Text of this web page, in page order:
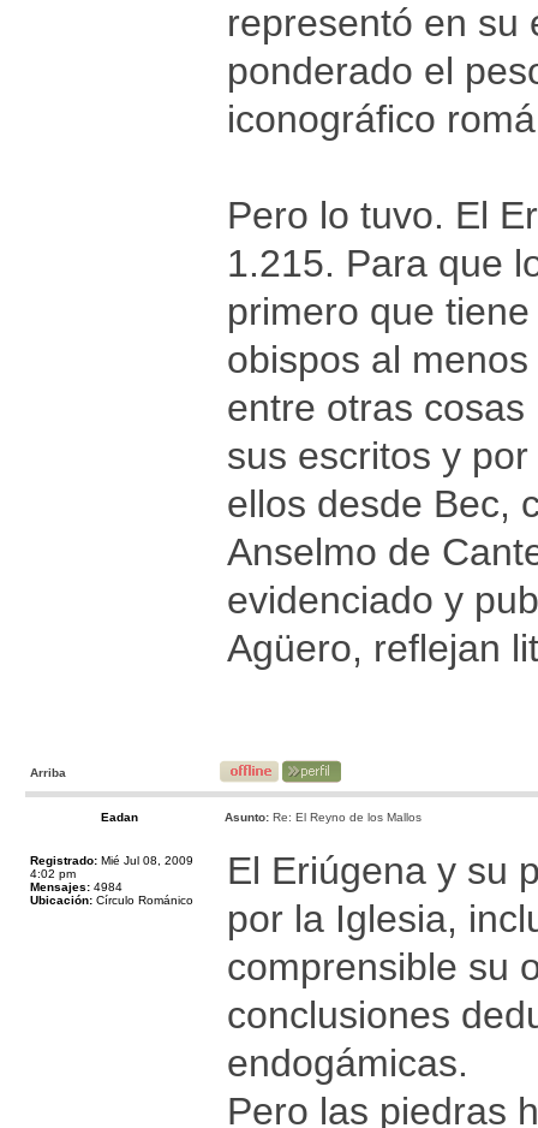
representó en su
ponderado el
iconográfico
Pero lo tuvo. El
1.215. Para que
primero que
obispos al
entre otras
sus escritos y
ellos desde Bec,
Anselmo de
evidenciado y
Agüero, reflejan
Arriba
Eadan Asunto: Re: El Reyno de los Mallos
Registrado: Mié Jul 08, 2009
4:02 pm
Mensajes: 4984
Ubicación: Círculo Románico
El Eriúgena y su
por la Iglesia,
comprensible su
conclusiones
endogámicas.
Pero las piedras